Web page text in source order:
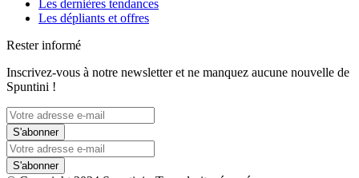
Les dernières tendances
Les dépliants et offres
Rester informé
Inscrivez-vous à notre newsletter et ne manquez aucune nouvelle de
Spuntini !
S'abonner
S'abonner